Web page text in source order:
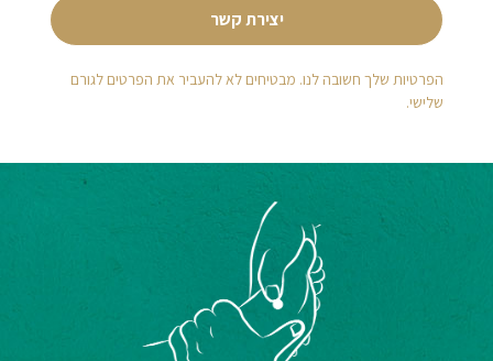
יצירת קשר
הפרטיות שלך חשובה לנו. מבטיחים לא להעביר את הפרטים לגורם
שלישי.